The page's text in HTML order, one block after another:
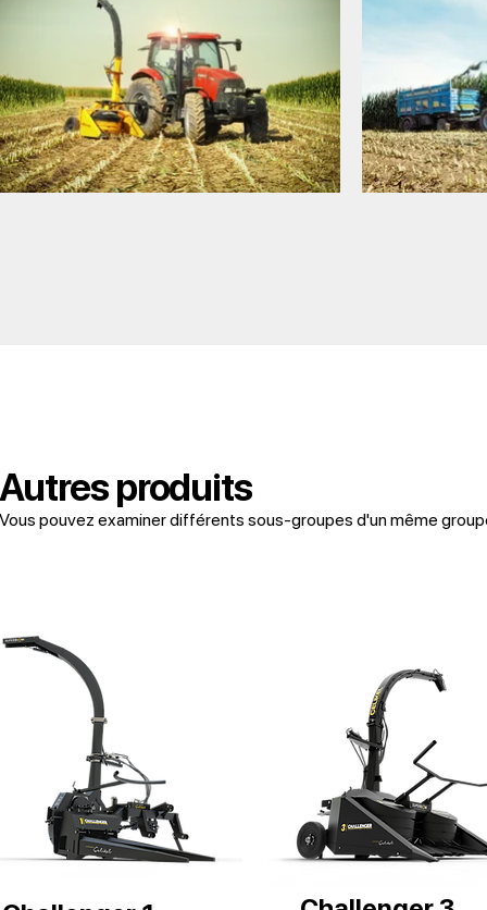
Autres produits
Vous pouvez examiner différents sous-groupes d'un même